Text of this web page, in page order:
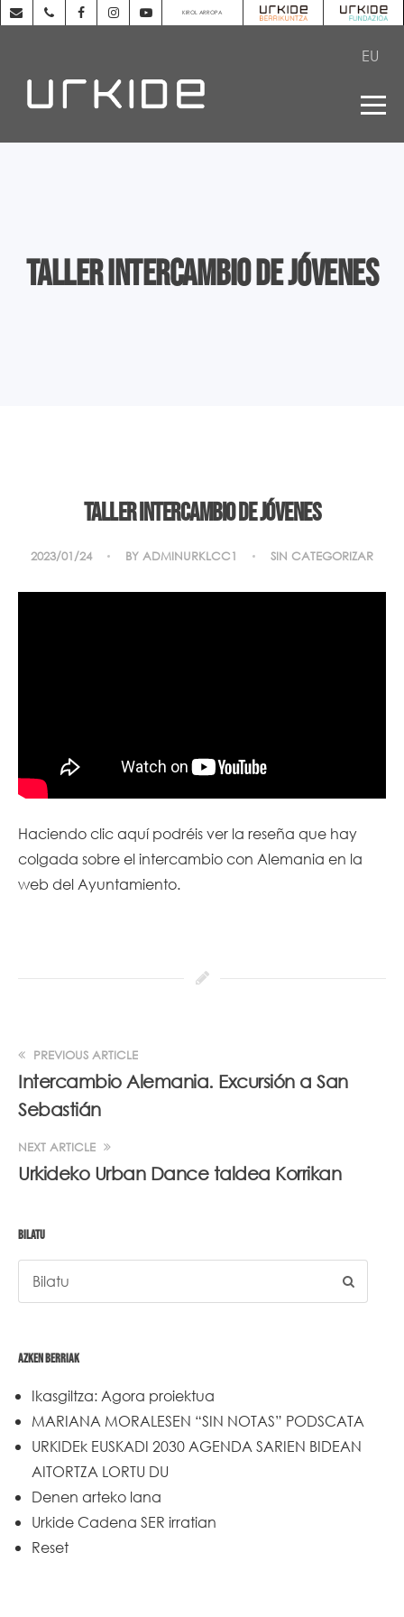
KIROL ARROPA
EU
Taller intercambio de jóvenes
Taller intercambio de jóvenes
2023/01/24 BY ADMINURKLCC1 SIN CATEGORIZAR
Haciendoclic aquípodréis ver la reseña que hay
colgada sobre el intercambio con Alemania en la
web del Ayuntamiento.
PREVIOUS ARTICLE
Intercambio Alemania. Excursión a San
Sebastián
NEXT ARTICLE
Urkideko Urban Dance taldea Korrikan
BILATU
AZKEN BERRIAK
Ikasgiltza: Agora proiektua
MARIANA MORALESEN “SIN NOTAS” PODSCATA
URKIDEk EUSKADI 2030 AGENDA SARIEN BIDEAN
AITORTZA LORTU DU
Denen arteko lana
Urkide Cadena SER irratian
Reset